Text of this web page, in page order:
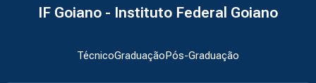
IF Goiano - Instituto Federal Goiano
TécnicoGraduaçãoPós-Graduação